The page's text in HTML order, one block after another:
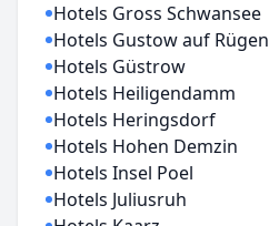
Hotels Gross Schwansee
Hotels Gustow auf Rügen
Hotels Güstrow
Hotels Heiligendamm
Hotels Heringsdorf
Hotels Hohen Demzin
Hotels Insel Poel
Hotels Juliusruh